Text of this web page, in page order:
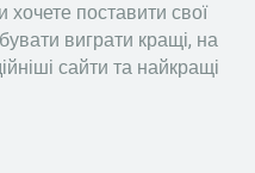
хочете поставити свої
виграти кращі, на
сайти та найкращі